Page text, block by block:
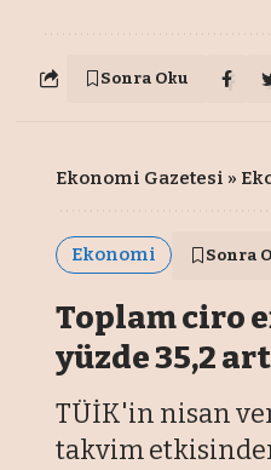
Sonra Oku
Ekonomi Gazetesi »
Ekonomi Sonra
Toplam ciro
yüzde 35,2
TÜİK'in nisan
takvim